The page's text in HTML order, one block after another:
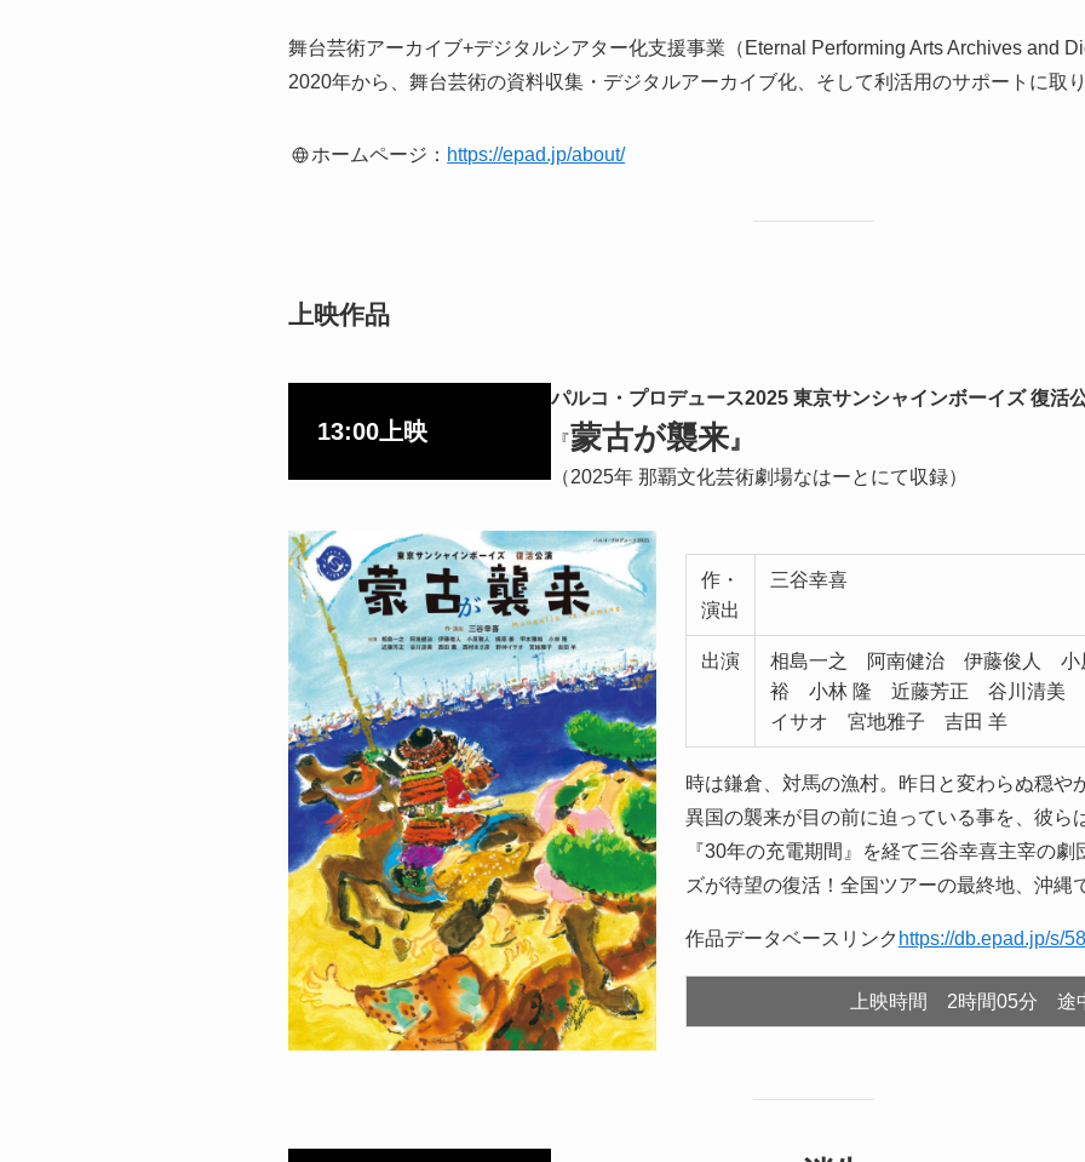
舞台芸術アーカイブ+デジタルシアター化支援事業（Eternal Performing Arts Archives and
2020年から、舞台芸術の資料収集・デジタルアーカイブ化、そして利活用のサポートに取
ホームページ： https://epad.jp/about/
上映作品
13:00上映
パルコ・プロデュース2025 東京サンシャインボーイズ 復活
『蒙古が襲来』
（2025年 那覇文化芸術劇場なはーとにて収録）
作・
演出
三谷幸喜
出演
相島一之 阿南健治 伊藤俊人
裕 小林 隆 近藤芳正 谷川清美
イサオ 宮地雅子 吉田 羊
時は鎌倉、対馬の漁村。昨日と変わらぬ穏や
異国の襲来が目の前に迫っている事を、彼ら
『30年の充電期間』を経て三谷幸喜主宰の
ズが待望の復活！全国ツアーの最終地、沖縄
作品データベースリンク https://db.epad.jp/s/
上映時間 2時間05分 途